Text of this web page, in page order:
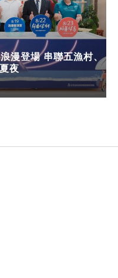
漫登場 串聯五漁村、
夜